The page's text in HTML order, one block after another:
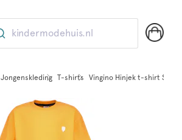
kindermodehuis.nl
Jongenskleding T-shirts Vingino Hinjek t-shirt Soda